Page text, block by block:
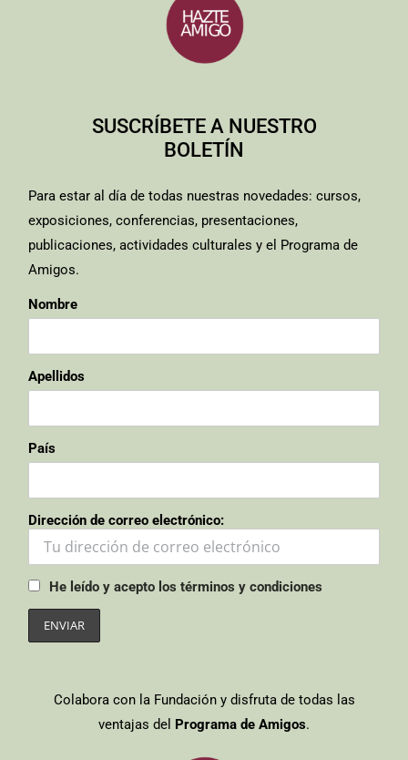
SUSCRÍBETE A NUESTRO
BOLETÍN
Para estar al día de todas nuestras novedades: cursos,
exposiciones, conferencias, presentaciones,
publicaciones, actividades culturales y el Programa de
Amigos.
Nombre
Apellidos
País
Dirección de correo electrónico:
He leído y acepto los términos y condiciones
Colabora con la Fundación y disfruta de todas las
ventajas del Programa de Amigos.